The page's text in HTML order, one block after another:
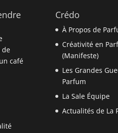
de
café
Crédo
À Propos de
Créativité en
(Manifeste)
Les Grandes
Parfum
La Sale Équipe
Actualités de La